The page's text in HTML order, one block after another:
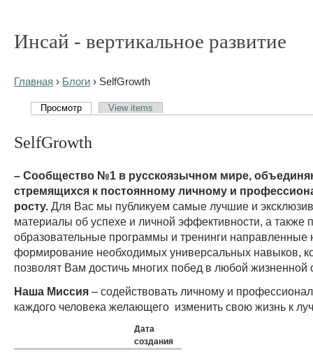
Инсай - вертикальное развитие
Главная › Блоги › SelfGrowth
Просмотр View items
SelfGrowth
– Сообщество №1 в русскоязычном мире,
стремящихся к постоянному личному и
росту. Для Вас мы публикуем самые лучшие и
материалы об успехе и личной эффективности, а также
образовательные программы и тренинги направленные
формирование необходимых универсальных навыков,
позволят Вам достичь многих побед в любой жизненной
Наша Миссия – содействовать личному и
каждого человека желающего изменить свою жизнь к
Дата
создания